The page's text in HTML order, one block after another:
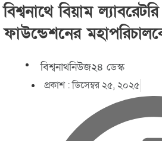
বিশ্বনাথে বিয়াম
ফাউন্ডেশনের
বিশ্বনাথনিউজ২৪ ডেস্ক
প্রকাশ :ডিসেম্বর ২৫, ২০২৫